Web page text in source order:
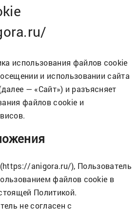
использования файлов cookie
и использовании сайта
— «Сайт») и разъясняет
файлов cookie и
anigora.ru/), Пользователь
файлов cookie в
Политикой.
не согласен с